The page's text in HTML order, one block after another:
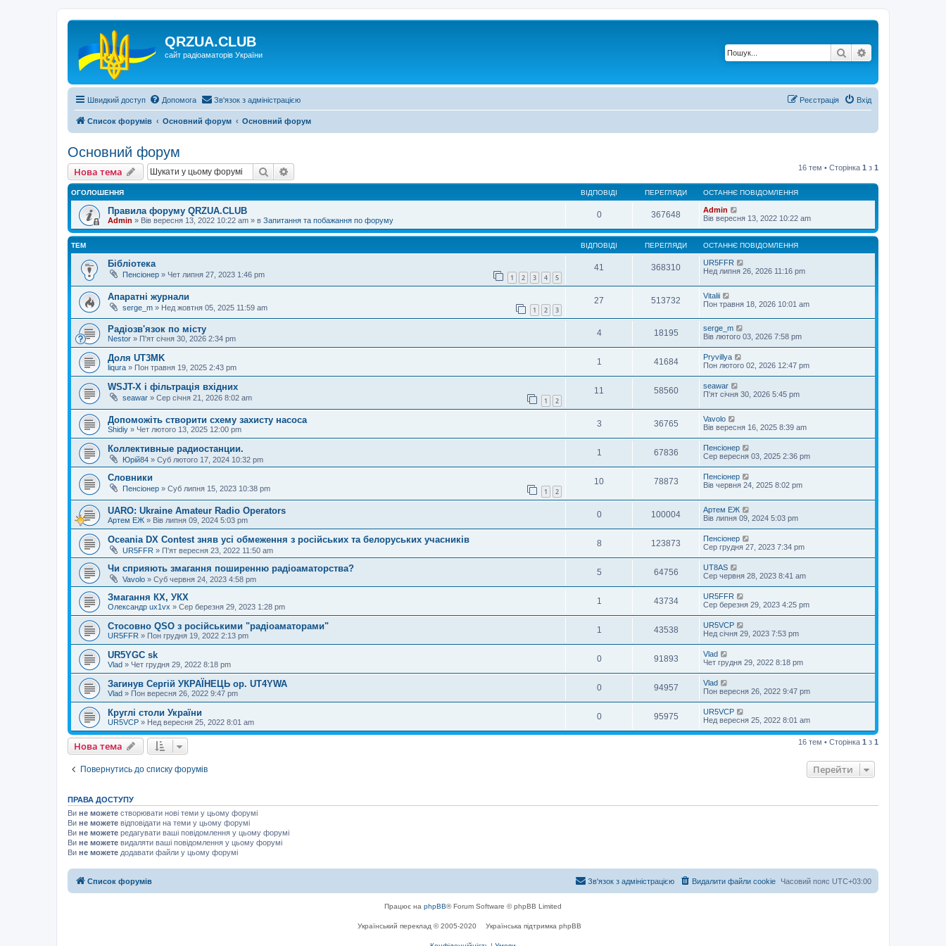
QRZUA.CLUB
сайт радіоаматорів України Пошук
Швидкий доступ Допомога Зв'язок з адміністрацією Вхід
Реєстрація
Список форумів Основний форум Основний форум
Основний форум
Нова тема Пошук 16 тем • Сторінка 1 з 1
ОГОЛОШЕННЯ ВІДПОВІДІ ПЕРЕГЛЯДИ ОСТАННЄ ПОВІДОМЛЕННЯ
Правила форуму QRZUA.CLUB
Admin » Вів вересня 13, 2022 10:22 am » в Запитання та побажання по форуму
0 367648
Admin
Вів вересня 13, 2022 10:22 am
ТЕМ ВІДПОВІДІ ПЕРЕГЛЯДИ ОСТАННЄ ПОВІДОМЛЕННЯ
Бібліотека
Пенсіонер » Чет липня 27, 2023 1:46 pm 1 2 3 4 5
41 368310
UR5FFR
Нед липня 26, 2026 11:16 pm
Апаратні журнали
serge_m » Нед жовтня 05, 2025 11:59 am 1 2 3
27 513732
Vitalii
Пон травня 18, 2026 10:01 am
Радіозв'язок по місту
Nestor » П'ят січня 30, 2026 2:34 pm
4 18195
serge_m
Вів лютого 03, 2026 7:58 pm
Доля UT3MK
liqura » Пон травня 19, 2025 2:43 pm
1 41684
Pryvillya
Пон лютого 02, 2026 12:47 pm
WSJT-X і фільтрація вхідних
seawar » Сер січня 21, 2026 8:02 am 1 2
11 58560
seawar
П'ят січня 30, 2026 5:45 pm
Допоможіть створити схему захисту насоса
Shidiy » Чет лютого 13, 2025 12:00 pm
3 36765
Vavolo
Вів вересня 16, 2025 8:39 am
Коллективные радиостанции.
Юрій84 » Суб лютого 17, 2024 10:32 pm
1 67836
Пенсіонер
Сер вересня 03, 2025 2:36 pm
Словники
Пенсіонер » Суб липня 15, 2023 10:38 pm 1 2
10 78873
Пенсіонер
Вів червня 24, 2025 8:02 pm
UARO: Ukraine Аmateur Radio Operators
Артем ЕЖ » Вів липня 09, 2024 5:03 pm
0 100004
Артем ЕЖ
Вів липня 09, 2024 5:03 pm
Oceania DX Contest зняв усі обмеження з російських та белоруських учасників
UR5FFR » П'ят вересня 23, 2022 11:50 am
8 123873
Пенсіонер
Сер грудня 27, 2023 7:34 pm
Чи сприяють змагання поширенню радіоаматорства?
Vavolo » Суб червня 24, 2023 4:58 pm
5 64756
UT8AS
Сер червня 28, 2023 8:41 am
Змагання КХ, УКХ
Олександр ux1vx » Сер березня 29, 2023 1:28 pm
1 43734
UR5FFR
Сер березня 29, 2023 4:25 pm
Стосовно QSO з російськими "радіоаматорами"
UR5FFR » Пон грудня 19, 2022 2:13 pm
1 43538
UR5VCP
Нед січня 29, 2023 7:53 pm
UR5YGC sk
Vlad » Чет грудня 29, 2022 8:18 pm
0 91893
Vlad
Чет грудня 29, 2022 8:18 pm
Загинув Сергій УКРАЇНЕЦЬ op. UT4YWA
Vlad » Пон вересня 26, 2022 9:47 pm
0 94957
Vlad
Пон вересня 26, 2022 9:47 pm
Круглі столи України
UR5VCP » Нед вересня 25, 2022 8:01 am
0 95975
UR5VCP
Нед вересня 25, 2022 8:01 am
Нова тема 16 тем • Сторінка 1 з 1
Повернутись до списку форумів Перейти
ПРАВА ДОСТУПУ
Ви не можете створювати нові теми у цьому форумі
Ви не можете відповідати на теми у цьому форумі
Ви не можете редагувати ваші повідомлення у цьому форумі
Ви не можете видаляти ваші повідомлення у цьому форумі
Ви не можете додавати файли у цьому форумі
Список форумів Часовий пояс UTC+03:00
Видалити файли cookie
Зв'язок з адміністрацією
Працює на phpBB® Forum Software © phpBB Limited
Український переклад © 2005-2020 Українська підтримка phpBB